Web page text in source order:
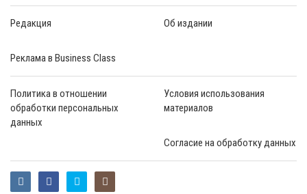
Редакция Об издании
Реклама в Business Class
Политика в отношении
обработки персональных
данных
Условия использования
материалов
Согласие на обработку данных